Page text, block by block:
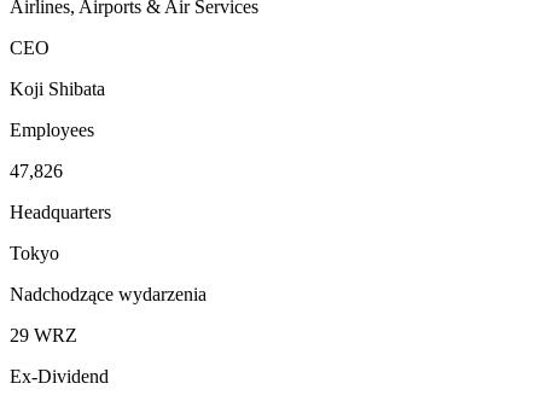
Airlines, Airports & Air Services
CEO
Koji Shibata
Employees
47,826
Headquarters
Tokyo
Nadchodzące wydarzenia
29 WRZ
Ex-Dividend